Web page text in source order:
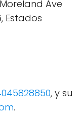
Ave
Estados
, y su
.